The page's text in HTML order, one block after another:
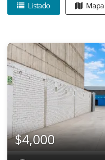
Listado Mapa
$4,000